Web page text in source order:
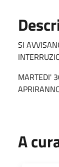
SI
MARTEDI'
A